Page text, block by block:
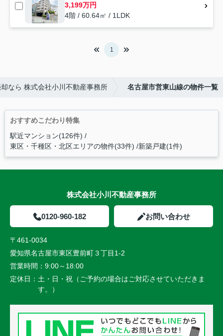
3,199万円
4階 / 60.64㎡ / 1LDK
1
なら 株式会社小川不動産事務所 名古屋市営東山線の物件一覧
おすすめこだわり特集
駅近マンション(126件)
東区・千種区・北区エリアの物件(33件) 新築戸建(1件)
株式会社小川不動産事務所
0120-960-182 お問い合わせ
〒461-0034
愛知県名古屋市東区豊前町３丁目1-2
営業時間： 9:00～18:00
定休日： 土・日・祝（ご予約の場合はご対応させていただきま
す。）